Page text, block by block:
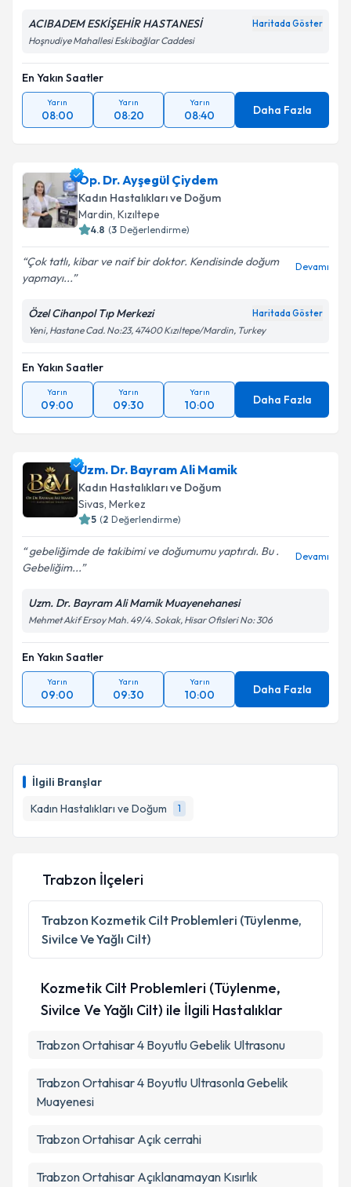
İlgili Branşlar
Kadın Hastalıkları ve Doğum
1
ACIBADEM ESKİŞEHİR HASTANESİ Haritada Göster
Hoşnudiye Mahallesi Eskibağlar Caddesi
En Yakın Saatler
Yarın
08:00
Yarın
08:20
Yarın
08:40 Daha Fazla
Op. Dr. Ayşegül Çiydem
Kadın Hastalıkları ve Doğum
Mardin, Kızıltepe
4.8 (3 Değerlendirme)
Çok tatlı, kibar ve naif bir doktor. Kendisinde doğum
yapmayı...
Devamı
Özel Cihanpol Tıp Merkezi Haritada Göster
Yeni, Hastane Cad. No:23, 47400 Kızıltepe/Mardin, Turkey
En Yakın Saatler
Yarın
09:00
Yarın
09:30
Yarın
10:00 Daha Fazla
Uzm. Dr. Bayram Ali Mamik
Kadın Hastalıkları ve Doğum
Sivas, Merkez
5 (2 Değerlendirme)
gebeliğimde de takibimi ve doğumumu yaptırdı. Bu .
Gebeliğim...
Devamı
Uzm. Dr. Bayram Ali Mamik Muayenehanesi
Mehmet Akif Ersoy Mah. 49/4. Sokak, Hisar Ofisleri No: 306
En Yakın Saatler
Yarın
09:00
Yarın
09:30
Yarın
10:00 Daha Fazla
Trabzon İlçeleri
Trabzon Kozmetik Cilt Problemleri (Tüylenme,
Sivilce Ve Yağlı Cilt)
Kozmetik Cilt Problemleri (Tüylenme,
Sivilce Ve Yağlı Cilt) ile İlgili Hastalıklar
Trabzon Ortahisar 4 Boyutlu Gebelik Ultrasonu
Trabzon Ortahisar 4 Boyutlu Ultrasonla Gebelik
Muayenesi
Trabzon Ortahisar Açık cerrahi
Trabzon Ortahisar Açıklanamayan Kısırlık